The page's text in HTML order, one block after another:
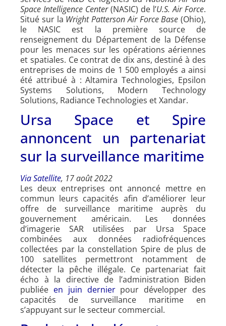
Space Intelligence Center(NASIC) de l’U.S. Air Force.
Situé sur la Wright Patterson Air Force Base (Ohio),
le NASIC est la première source de
renseignement du Département de la Défense
pour les menaces sur les opérations aériennes
et spatiales. Ce contrat de dix ans, destiné à des
entreprises de moins de 1 500 employés a ainsi
été attribué à : Altamira Technologies, Epsilon
Systems Solutions, Modern Technology
Solutions, Radiance Technologies et Xandar.
Ursa Space et Spire
annoncent un partenariat
sur la surveillance maritime
Via Satellite, 17 août 2022
Les deux entreprises ont annoncé mettre en
commun leurs capacités afin d’améliorer leur
offre de surveillance maritime auprès du
gouvernement américain. Les données
d’imagerie SAR utilisées par Ursa Space
combinées aux données radiofréquences
collectées par la constellation Spire de plus de
100 satellites permettront notamment de
détecter la pêche illégale. Ce partenariat fait
écho à la directive de l’administration Biden
publiée en juin dernierpour développer des
capacités de surveillance maritime en
s’appuyant sur le secteur commercial.